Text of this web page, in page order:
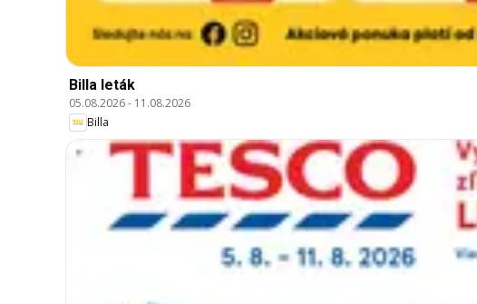
Billa leták
05.08.2026- 11.08.2026
Billa